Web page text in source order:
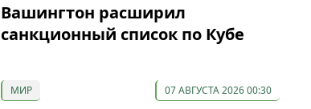
Вашингтон расширил
санкционный список по Кубе
МИР 07 АВГУСТА 2026 00:30